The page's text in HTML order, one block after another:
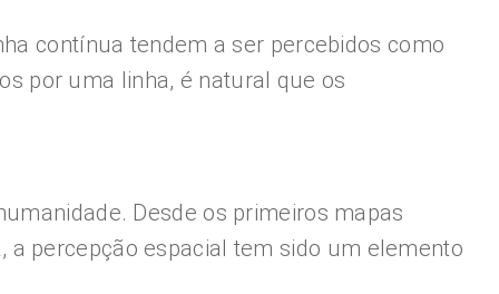
contínua tendem a ser percebidos como
por uma linha, é natural que os
Desde os primeiros mapas
percepção espacial tem sido um elemento